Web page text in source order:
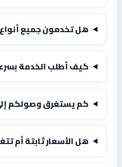
هل تخدمون جميع أنواع
كيف أطلب الخدمة
كم يستغرق وصولكم
هل الأسعار ثابتة أم